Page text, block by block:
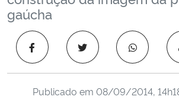
Ministério da Educação
Ministério da Cidadania
Ministério da Saúde
gaúcha
Publicado em 08/09/2014,